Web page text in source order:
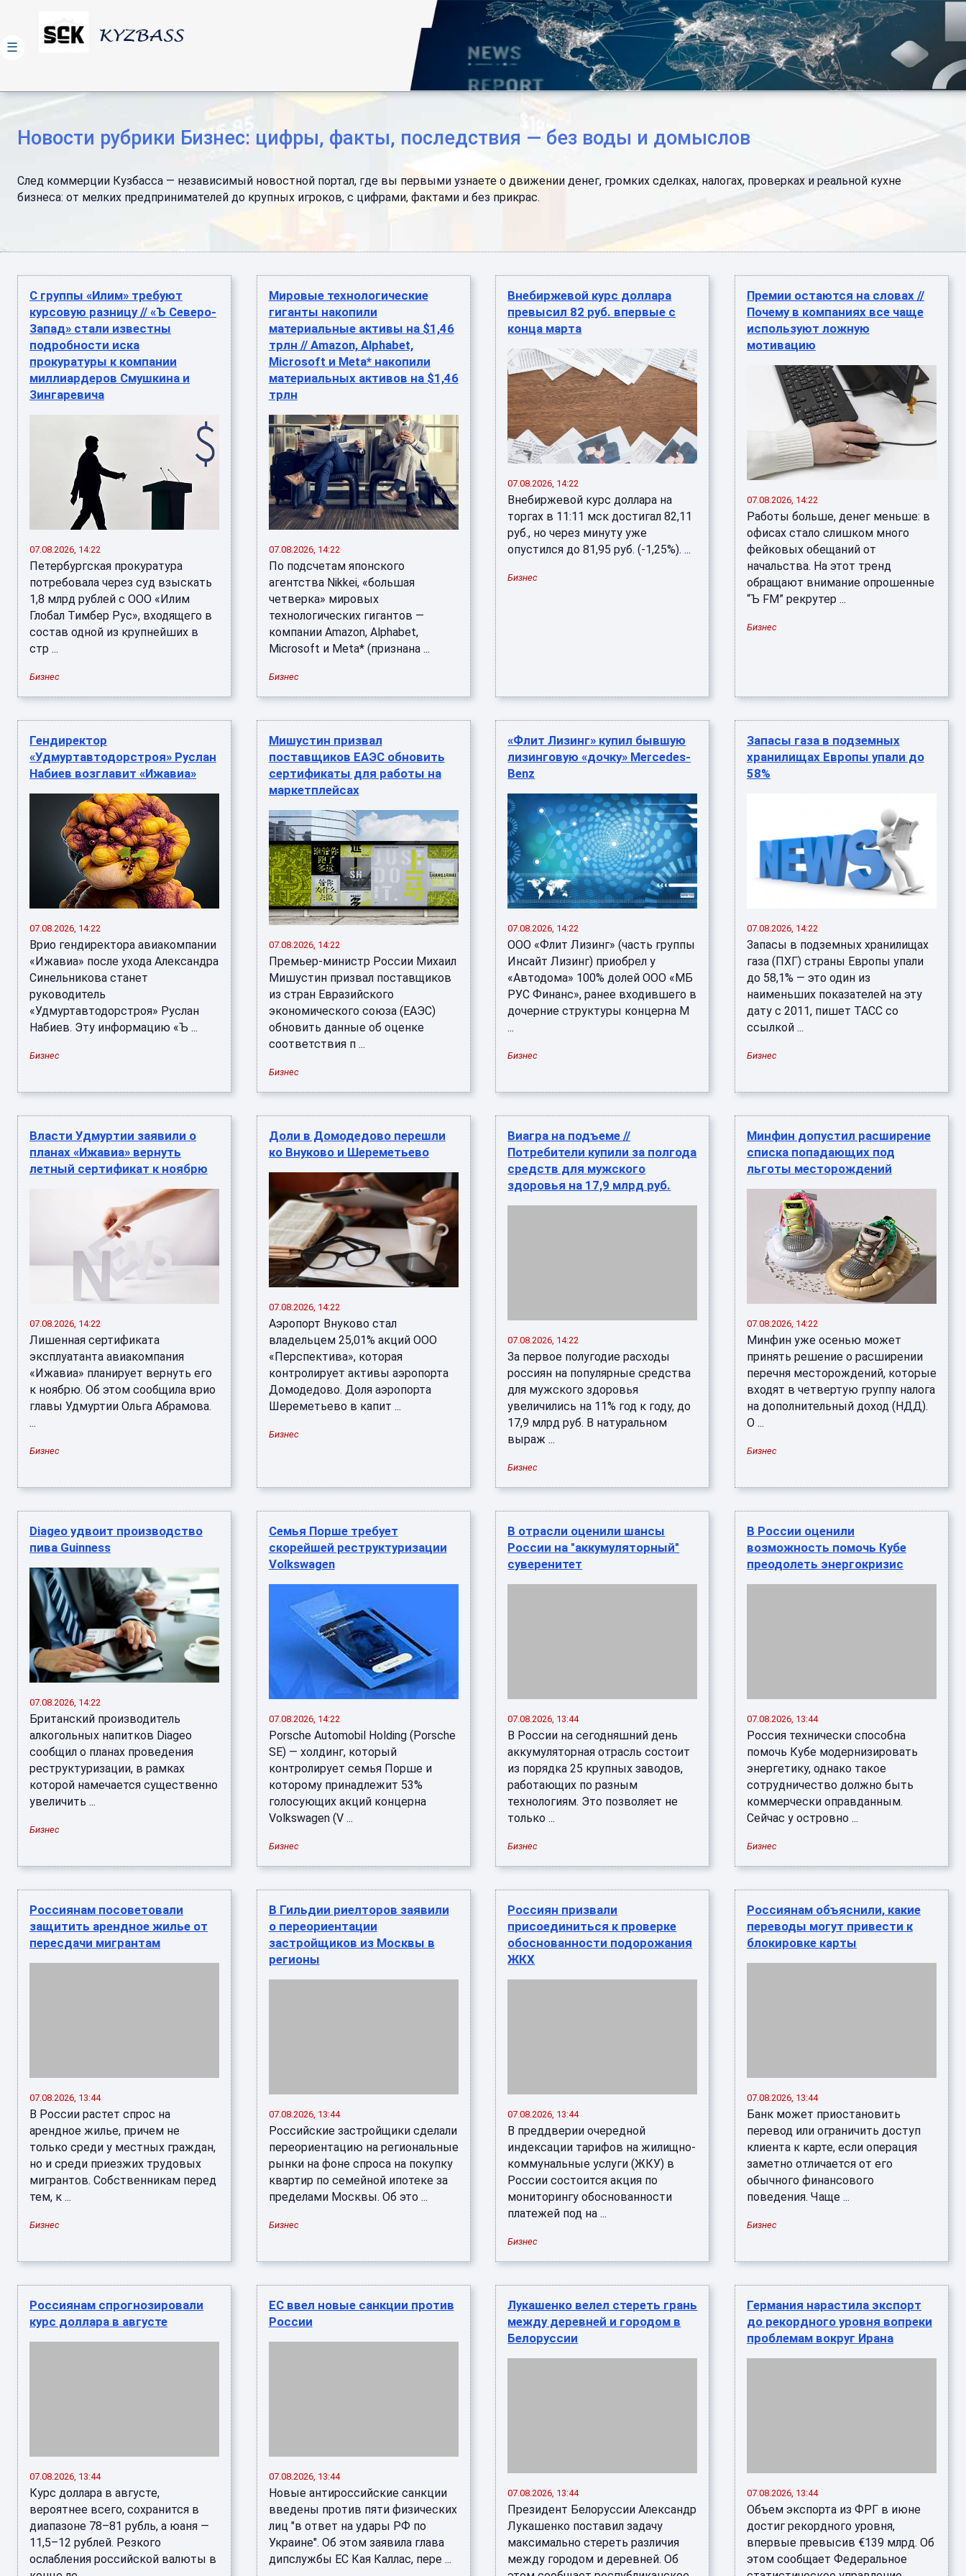
Новости рубрики Бизнес: цифры, факты, последствия — без воды и домыслов
След коммерции Кузбасса — независимый новостной портал, где вы первыми узнаете о движении денег, громких сделках, налогах, проверках и реальной кухне
бизнеса: от мелких предпринимателей до крупных игроков, с цифрами, фактами и без прикрас.
С группы «Илим» требуют
курсовую разницу // «Ъ Северо-
Запад» стали известны
подробности иска
прокуратуры к компании
миллиардеров Смушкина и
Зингаревича
07.08.2026, 14:22
Петербургская прокуратура
потребовала через суд взыскать
1,8 млрд рублей с ООО «Илим
Глобал Тимбер Рус», входящего в
состав одной из крупнейших в
стр ...
Бизнес
Мировые технологические
гиганты накопили
материальные активы на $1,46
трлн // Amazon, Alphabet,
Microsoft и Meta* накопили
материальных активов на $1,46
трлн
07.08.2026, 14:22
По подсчетам японского
агентства Nikkei, «большая
четверка» мировых
технологических гигантов —
компании Amazon, Alphabet,
Microsoft и Meta* (признана ...
Бизнес
Внебиржевой курс доллара
превысил 82 руб. впервые с
конца марта
07.08.2026, 14:22
Внебиржевой курс доллара на
торгах в 11:11 мск достигал 82,11
руб., но через минуту уже
опустился до 81,95 руб. (-1,25%). ...
Бизнес
Премии остаются на словах //
Почему в компаниях все чаще
используют ложную
мотивацию
07.08.2026, 14:22
Работы больше, денег меньше: в
офисах стало слишком много
фейковых обещаний от
начальства. На этот тренд
обращают внимание опрошенные
“Ъ FM” рекрутер ...
Бизнес
Гендиректор
«Удмуртавтодорстроя» Руслан
Набиев возглавит «Ижавиа»
07.08.2026, 14:22
Врио гендиректора авиакомпании
«Ижавиа» после ухода Александра
Синельникова станет
руководитель
«Удмуртавтодорстроя» Руслан
Набиев. Эту информацию «Ъ ...
Бизнес
Мишустин призвал
поставщиков ЕАЭС обновить
сертификаты для работы на
маркетплейсах
07.08.2026, 14:22
Премьер-министр России Михаил
Мишустин призвал поставщиков
из стран Евразийского
экономического союза (ЕАЭС)
обновить данные об оценке
соответствия п ...
Бизнес
«Флит Лизинг» купил бывшую
лизинговую «дочку» Mercedes-
Benz
07.08.2026, 14:22
ООО «Флит Лизинг» (часть группы
Инсайт Лизинг) приобрел у
«Автодома» 100% долей ООО «МБ
РУС Финанс», ранее входившего в
дочерние структуры концерна M
...
Бизнес
Запасы газа в подземных
хранилищах Европы упали до
58%
07.08.2026, 14:22
Запасы в подземных хранилищах
газа (ПХГ) страны Европы упали
до 58,1% — это один из
наименьших показателей на эту
дату с 2011, пишет ТАСС со
ссылкой ...
Бизнес
Власти Удмуртии заявили о
планах «Ижавиа» вернуть
летный сертификат к ноябрю
07.08.2026, 14:22
Лишенная сертификата
эксплуатанта авиакомпания
«Ижавиа» планирует вернуть его
к ноябрю. Об этом сообщила врио
главы Удмуртии Ольга Абрамова.
...
Бизнес
Доли в Домодедово перешли
ко Внуково и Шереметьево
07.08.2026, 14:22
Аэропорт Внуково стал
владельцем 25,01% акций ООО
«Перспектива», которая
контролирует активы аэропорта
Домодедово. Доля аэропорта
Шереметьево в капит ...
Бизнес
Виагра на подъеме //
Потребители купили за полгода
средств для мужского
здоровья на 17,9 млрд руб.
07.08.2026, 14:22
За первое полугодие расходы
россиян на популярные средства
для мужского здоровья
увеличились на 11% год к году, до
17,9 млрд руб. В натуральном
выраж ...
Бизнес
Минфин допустил расширение
списка попадающих под
льготы месторождений
07.08.2026, 14:22
Минфин уже осенью может
принять решение о расширении
перечня месторождений, которые
входят в четвертую группу налога
на дополнительный доход (НДД).
О ...
Бизнес
Diageo удвоит производство
пива Guinness
07.08.2026, 14:22
Британский производитель
алкогольных напитков Diageo
сообщил о планах проведения
реструктуризации, в рамках
которой намечается существенно
увеличить ...
Бизнес
Семья Порше требует
скорейшей реструктуризации
Volkswagen
07.08.2026, 14:22
Porsche Automobil Holding (Porsche
SE) — холдинг, который
контролирует семья Порше и
которому принадлежит 53%
голосующих акций концерна
Volkswagen (V ...
Бизнес
В отрасли оценили шансы
России на "аккумуляторный"
суверенитет
07.08.2026, 13:44
В России на сегодняшний день
аккумуляторная отрасль состоит
из порядка 25 крупных заводов,
работающих по разным
технологиям. Это позволяет не
только ...
Бизнес
В России оценили
возможность помочь Кубе
преодолеть энергокризис
07.08.2026, 13:44
Россия технически способна
помочь Кубе модернизировать
энергетику, однако такое
сотрудничество должно быть
коммерчески оправданным.
Сейчас у островно ...
Бизнес
Россиянам посоветовали
защитить арендное жилье от
пересдачи мигрантам
07.08.2026, 13:44
В России растет спрос на
арендное жилье, причем не
только среди у местных граждан,
но и среди приезжих трудовых
мигрантов. Собственникам перед
тем, к ...
Бизнес
В Гильдии риелторов заявили
о переориентации
застройщиков из Москвы в
регионы
07.08.2026, 13:44
Российские застройщики сделали
переориентацию на региональные
рынки на фоне спроса на покупку
квартир по семейной ипотеке за
пределами Москвы. Об это ...
Бизнес
Россиян призвали
присоединиться к проверке
обоснованности подорожания
ЖКХ
07.08.2026, 13:44
В преддверии очередной
индексации тарифов на жилищно-
коммунальные услуги (ЖКУ) в
России состоится акция по
мониторингу обоснованности
платежей под на ...
Бизнес
Россиянам объяснили, какие
переводы могут привести к
блокировке карты
07.08.2026, 13:44
Банк может приостановить
перевод или ограничить доступ
клиента к карте, если операция
заметно отличается от его
обычного финансового
поведения. Чаще ...
Бизнес
Россиянам спрогнозировали
курс доллара в августе
07.08.2026, 13:44
Курс доллара в августе,
вероятнее всего, сохранится в
диапазоне 78–81 рубль, а юаня —
11,5–12 рублей. Резкого
ослабления российской валюты в
ЕС ввел новые санкции против
России
07.08.2026, 13:44
Новые антироссийские санкции
введены против пяти физических
лиц "в ответ на удары РФ по
Украине". Об этом заявила глава
дипслужбы ЕС Кая Каллас, пере ...
Лукашенко велел стереть грань
между деревней и городом в
Белоруссии
07.08.2026, 13:44
Президент Белоруссии Александр
Лукашенко поставил задачу
максимально стереть различия
между городом и деревней. Об
Германия нарастила экспорт
до рекордного уровня вопреки
проблемам вокруг Ирана
07.08.2026, 13:44
Объем экспорта из ФРГ в июне
достиг рекордного уровня,
впервые превысив €139 млрд. Об
этом сообщает Федеральное
☰